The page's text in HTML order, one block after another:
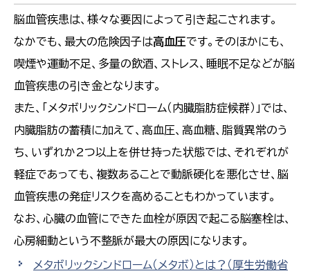
脳血管疾患は、様々な要因によって引き起こされます。
なかでも、最大の危険因子は高血圧です。そのほかにも、
喫煙や運動不足、多量の飲酒、ストレス、睡眠不足などが脳
血管疾患の引き金となります。
また、「メタボリックシンドローム（内臓脂肪症候群）」では、
内臓脂肪の蓄積に加えて、高血圧、高血糖、脂質異常のう
ち、いずれか2つ以上を併せ持った状態では、それぞれが
軽症であっても、複数あることで動脈硬化を悪化させ、脳
血管疾患の発症リスクを高めることもわかっています。
なお、心臓の血管にできた血栓が原因で起こる脳塞栓は、
心房細動という不整脈が最大の原因になります。
メタボリックシンドローム（メタボ）とは？（厚生労働省